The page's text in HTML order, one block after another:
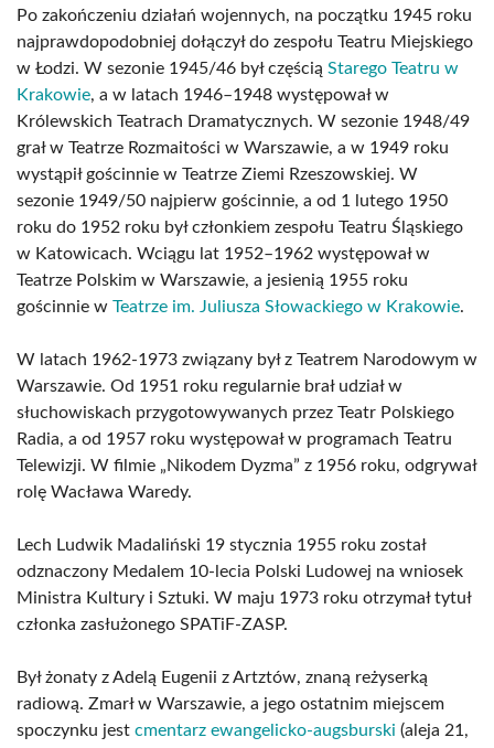
Po zakończeniu działań wojennych, na początku 1945 roku
najprawdopodobniej dołączył do zespołu Teatru Miejskiego
w Łodzi. W sezonie 1945/46 był częścią Starego Teatru w
Krakowie, a w latach 1946–1948 występował w
Królewskich Teatrach Dramatycznych. W sezonie 1948/49
grał w Teatrze Rozmaitości w Warszawie, a w 1949 roku
wystąpił gościnnie w Teatrze Ziemi Rzeszowskiej. W
sezonie 1949/50 najpierw gościnnie, a od 1 lutego 1950
roku do 1952 roku był członkiem zespołu Teatru Śląskiego
w Katowicach. Wciągu lat 1952–1962 występował w
Teatrze Polskim w Warszawie, a jesienią 1955 roku
gościnnie w Teatrze im. Juliusza Słowackiego w Krakowie.
W latach 1962-1973 związany był z Teatrem Narodowym w
Warszawie. Od 1951 roku regularnie brał udział w
słuchowiskach przygotowywanych przez Teatr Polskiego
Radia, a od 1957 roku występował w programach Teatru
Telewizji. W filmie „Nikodem Dyzma” z 1956 roku, odgrywał
rolę Wacława Waredy.
Lech Ludwik Madaliński 19 stycznia 1955 roku został
odznaczony Medalem 10-lecia Polski Ludowej na wniosek
Ministra Kultury i Sztuki. W maju 1973 roku otrzymał tytuł
członka zasłużonego SPATiF-ZASP.
Był żonaty z Adelą Eugenii z Artztów, znaną reżyserką
radiową. Zmarł w Warszawie, a jego ostatnim miejscem
spoczynku jest cmentarz ewangelicko-augsburski (aleja 21,